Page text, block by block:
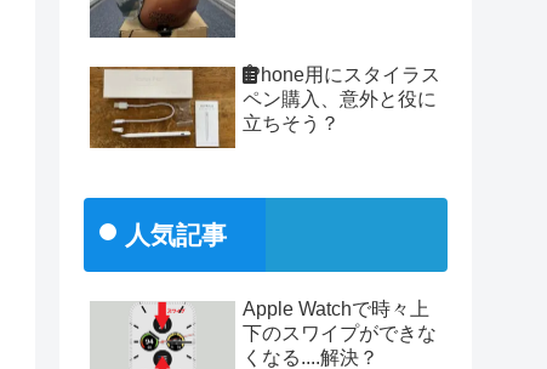
iPhone用にスタイラス
ペン購入、意外と役に
立ちそう？
人気記事
Apple Watchで時々上
下のスワイプができな
くなる....解決？